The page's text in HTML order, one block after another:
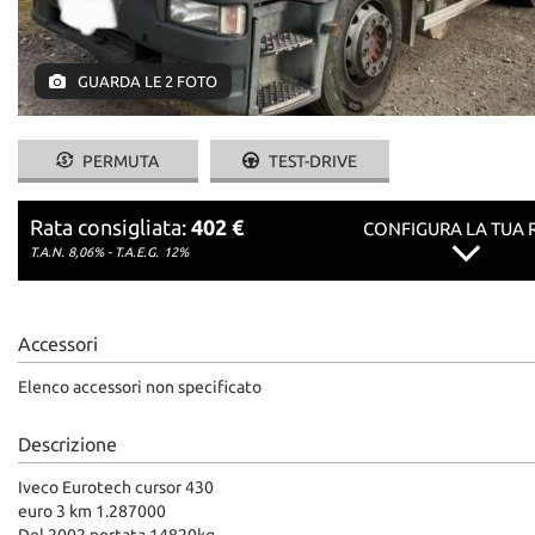
GUARDA LE 2 FOTO
PERMUTA TEST-DRIVE
Rata consigliata: 402 €
T.A.N. 8,06% - T.A.E.G. 12%
CONFIGURA LA TUA
Accessori
Elenco accessori non specificato
Descrizione
Iveco Eurotech cursor 430
euro 3 km 1.287000
questi
strumenti
di
tracciamento
si
rimanda
Puoi
rivedere
e
tue
scelte
momento.